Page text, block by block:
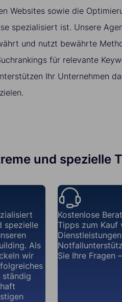
Websites sowie die
spezialisiert ist. Unsere
und nutzt bewährte
für relevante
Ihr Unternehmen
und spezielle
spezielle
Als
wir
ständig
Kostenlose
Tipps zum Kauf
Sie Ihre Fragen